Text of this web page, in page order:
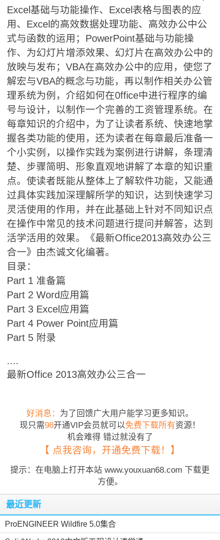
Excel基础与功能操作、Excel表格与图表的应
用、Excel的高效数据处理功能、高效办公中公
式与函数的运用；PowerPoint基础与功能操
作、为幻灯片增添效果、幻灯片在高效办公中的
放映与发布；VBA在高效办公中的应用，使您了
解宏与VBA的概念与功能，再以制作相关办公管
理系统为例，介绍如何在0ffice中进行程序的编
号与设计，以制作一个完善的工资管理系统。在
每章知识的介绍中，为了让读者系统、快速地掌
握各类功能的使用，还为读者在每章最后准备一
个小实例，以操作实践为案例进行讲解，条理清
楚、步骤简明、形象直观地讲解了本章的知识重
点。使读者既能从整体上了解软件功能，又能通
过具体实践加深理解所学的知识，达到快速学习
灵活使用的作用，并在此基础上针对不同知识点
在操作中常见的技术问题进行提问并解答，达到
活学活用的效果。《最新Office2013高效办公三
合一》由杰诚文化编著。
目录：
Part 1 准备篇
Part 2 Word应用篇
Part 3 Excel应用篇
Part 4 Power Point应用篇
Part 5 附录
....
最新Office 2013高效办公三合一
好消息： 为了回馈广大用户能学习更多知识。
现只需98开通VIP会员就可以免费下载所有资源！
机会难得 错过就没有了
【 点我咨询，开通免费下载！】
提示：在电脑上打开本站 www.youxuan68.com 下载更
方便。
最近更新
ProENGINEER Wildfire 5.0集合